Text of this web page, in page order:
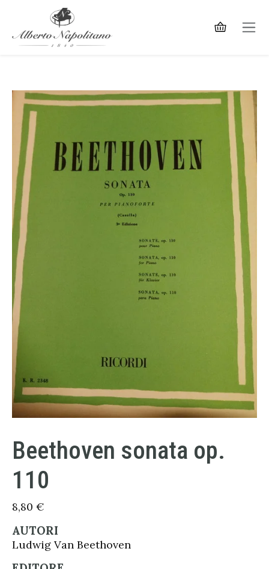
Beethoven sonata op.
110
8,80 €
AUTORI
Ludwig Van Beethoven